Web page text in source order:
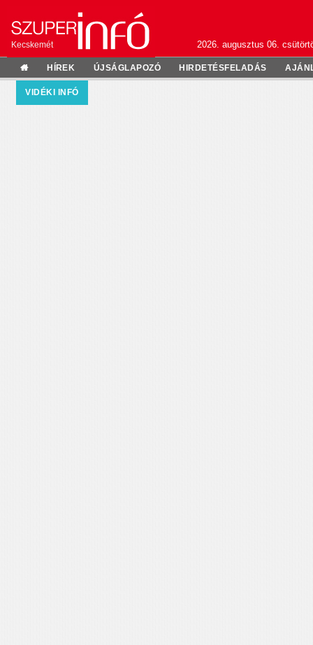
Kecskemét 2026. augusztus 06.
HÍREK ÚJSÁGLAPOZÓ HIRDETÉSFELADÁS
VIDÉKI INFÓ